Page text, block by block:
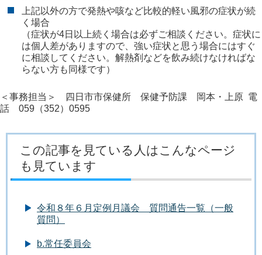
上記以外の方で発熱や咳など比較的軽い風邪の症状が続
く場合
（症状が4日以上続く場合は必ずご相談ください。症状に
は個人差がありますので、強い症状と思う場合にはすぐ
に相談してください。解熱剤などを飲み続けなければな
らない方も同様です）
＜事務担当＞ 四日市市保健所 保健予防課 岡本・上原 電
話 059（352）0595
この記事を見ている人はこんなページ
も見ています
令和８年６月定例月議会 質問通告一覧（一般
質問）
b.常任委員会